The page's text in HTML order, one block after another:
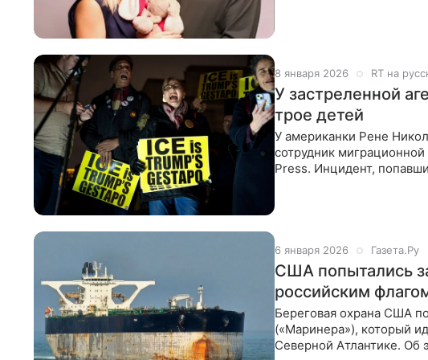
8 января 2026 RT на
У застреленной
трое детей
У американки Рене
сотрудник
Press. Инцидент,
6 января 2026 Газета.Ру
США попытались
российским
Береговая охрана США
(«Маринера»), который
Северной Атлантике. Об